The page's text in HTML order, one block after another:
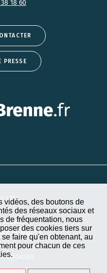
vidéos, des boutons de
des réseaux sociaux et
de fréquentation, nous
des cookies tiers sur
faire qu'en obtenant, au
pour chacun de ces
18 60
PRESSE
SITE
DONNÉES
COOKIES